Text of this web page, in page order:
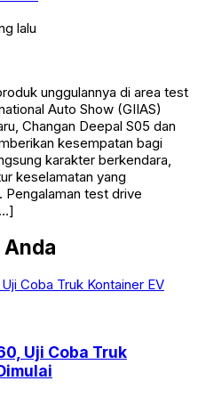
lalu
unggulannya di area test
Auto Show (GIIAS)
Changan Deepal S05 dan
kesempatan bagi
karakter berkendara,
keselamatan yang
Pengalaman test drive
Anda
Uji Coba Truk